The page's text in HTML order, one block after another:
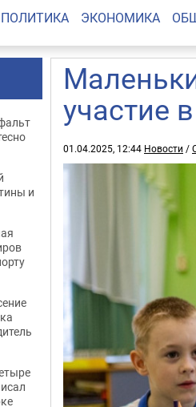
ПОЛИТИКА ЭКОНОМИКА
участие
01.04.2025, 12:44 Новости /
и